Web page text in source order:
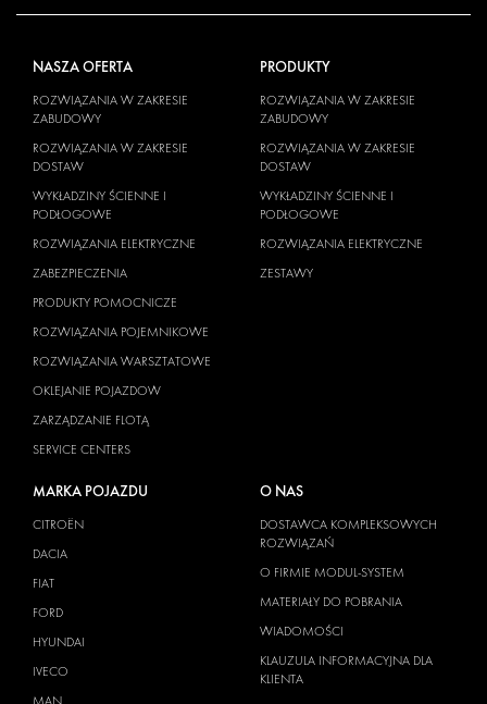
NASZA OFERTA
ROZWIĄZANIA W ZAKRESIE
ZABUDOWY
ROZWIĄZANIA W ZAKRESIE
DOSTAW
WYKŁADZINY ŚCIENNE I
PODŁOGOWE
ROZWIĄZANIA ELEKTRYCZNE
ZABEZPIECZENIA
PRODUKTY POMOCNICZE
ROZWIĄZANIA POJEMNIKOWE
ROZWIĄZANIA WARSZTATOWE
OKLEJANIE POJAZDOW
ZARZĄDZANIE FLOTĄ
SERVICE CENTERS
PRODUKTY
ROZWIĄZANIA W ZAKRESIE
ZABUDOWY
ROZWIĄZANIA W ZAKRESIE
DOSTAW
WYKŁADZINY ŚCIENNE I
PODŁOGOWE
ROZWIĄZANIA ELEKTRYCZNE
ZESTAWY
MARKA POJAZDU
CITROËN
DACIA
FIAT
FORD
HYUNDAI
IVECO
MAN
O NAS
DOSTAWCA KOMPLEKSOWYCH
ROZWIĄZAŃ
O FIRMIE MODUL-SYSTEM
MATERIAŁY DO POBRANIA
WIADOMOŚCI
KLAUZULA INFORMACYJNA DLA
KLIENTA